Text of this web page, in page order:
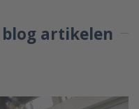
blog artikelen